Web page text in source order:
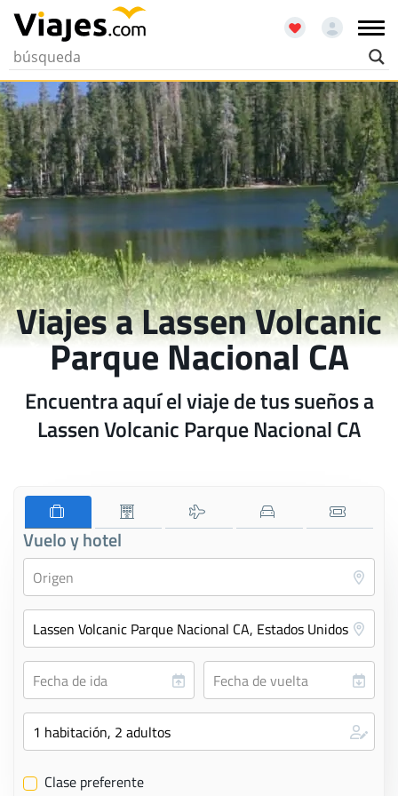
Viajes a Lassen Volcanic
Parque Nacional CA
Encuentra aquí el viaje de tus sueños a
Lassen Volcanic Parque Nacional CA
Vuelo y hotel
✔ Clase preferente